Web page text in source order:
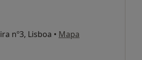
nº3, Lisboa • Mapa